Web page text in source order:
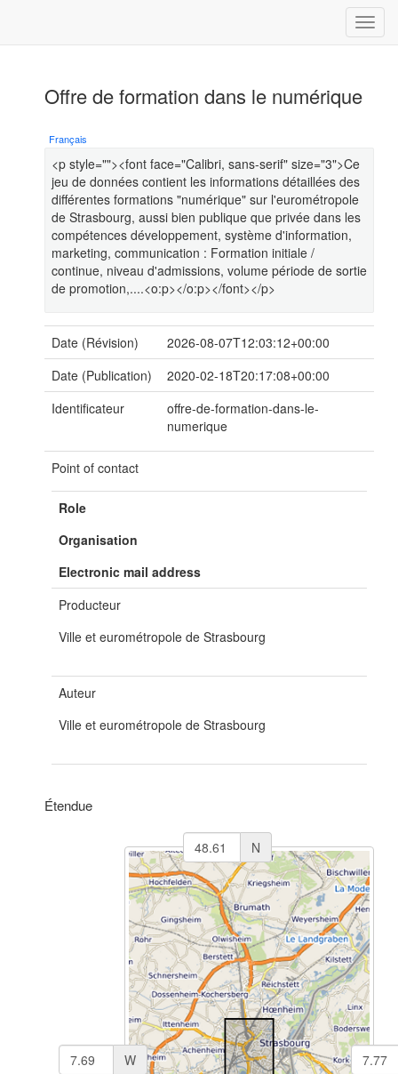
Offre de formation dans le numérique
Français
<p style=""><font face="Calibri, sans-serif" size="3">Ce
jeu de données contient les informations détaillées des
différentes formations "numérique" sur l'eurométropole
de Strasbourg, aussi bien publique que privée dans les
compétences développement, système d'information,
marketing, communication : Formation initiale /
continue, niveau d'admissions, volume période de sortie
de promotion,....<o:p></o:p></font></p>
Date (Révision)
2026-08-07T12:03:12+00:00
Date (Publication)
2020-02-18T20:17:08+00:00
Identificateur
offre-de-formation-dans-le-
numerique
Point of contact
Role
Organisation
Electronic mail address
Producteur
Ville et eurométropole de Strasbourg
Auteur
Ville et eurométropole de Strasbourg
Étendue
N
W